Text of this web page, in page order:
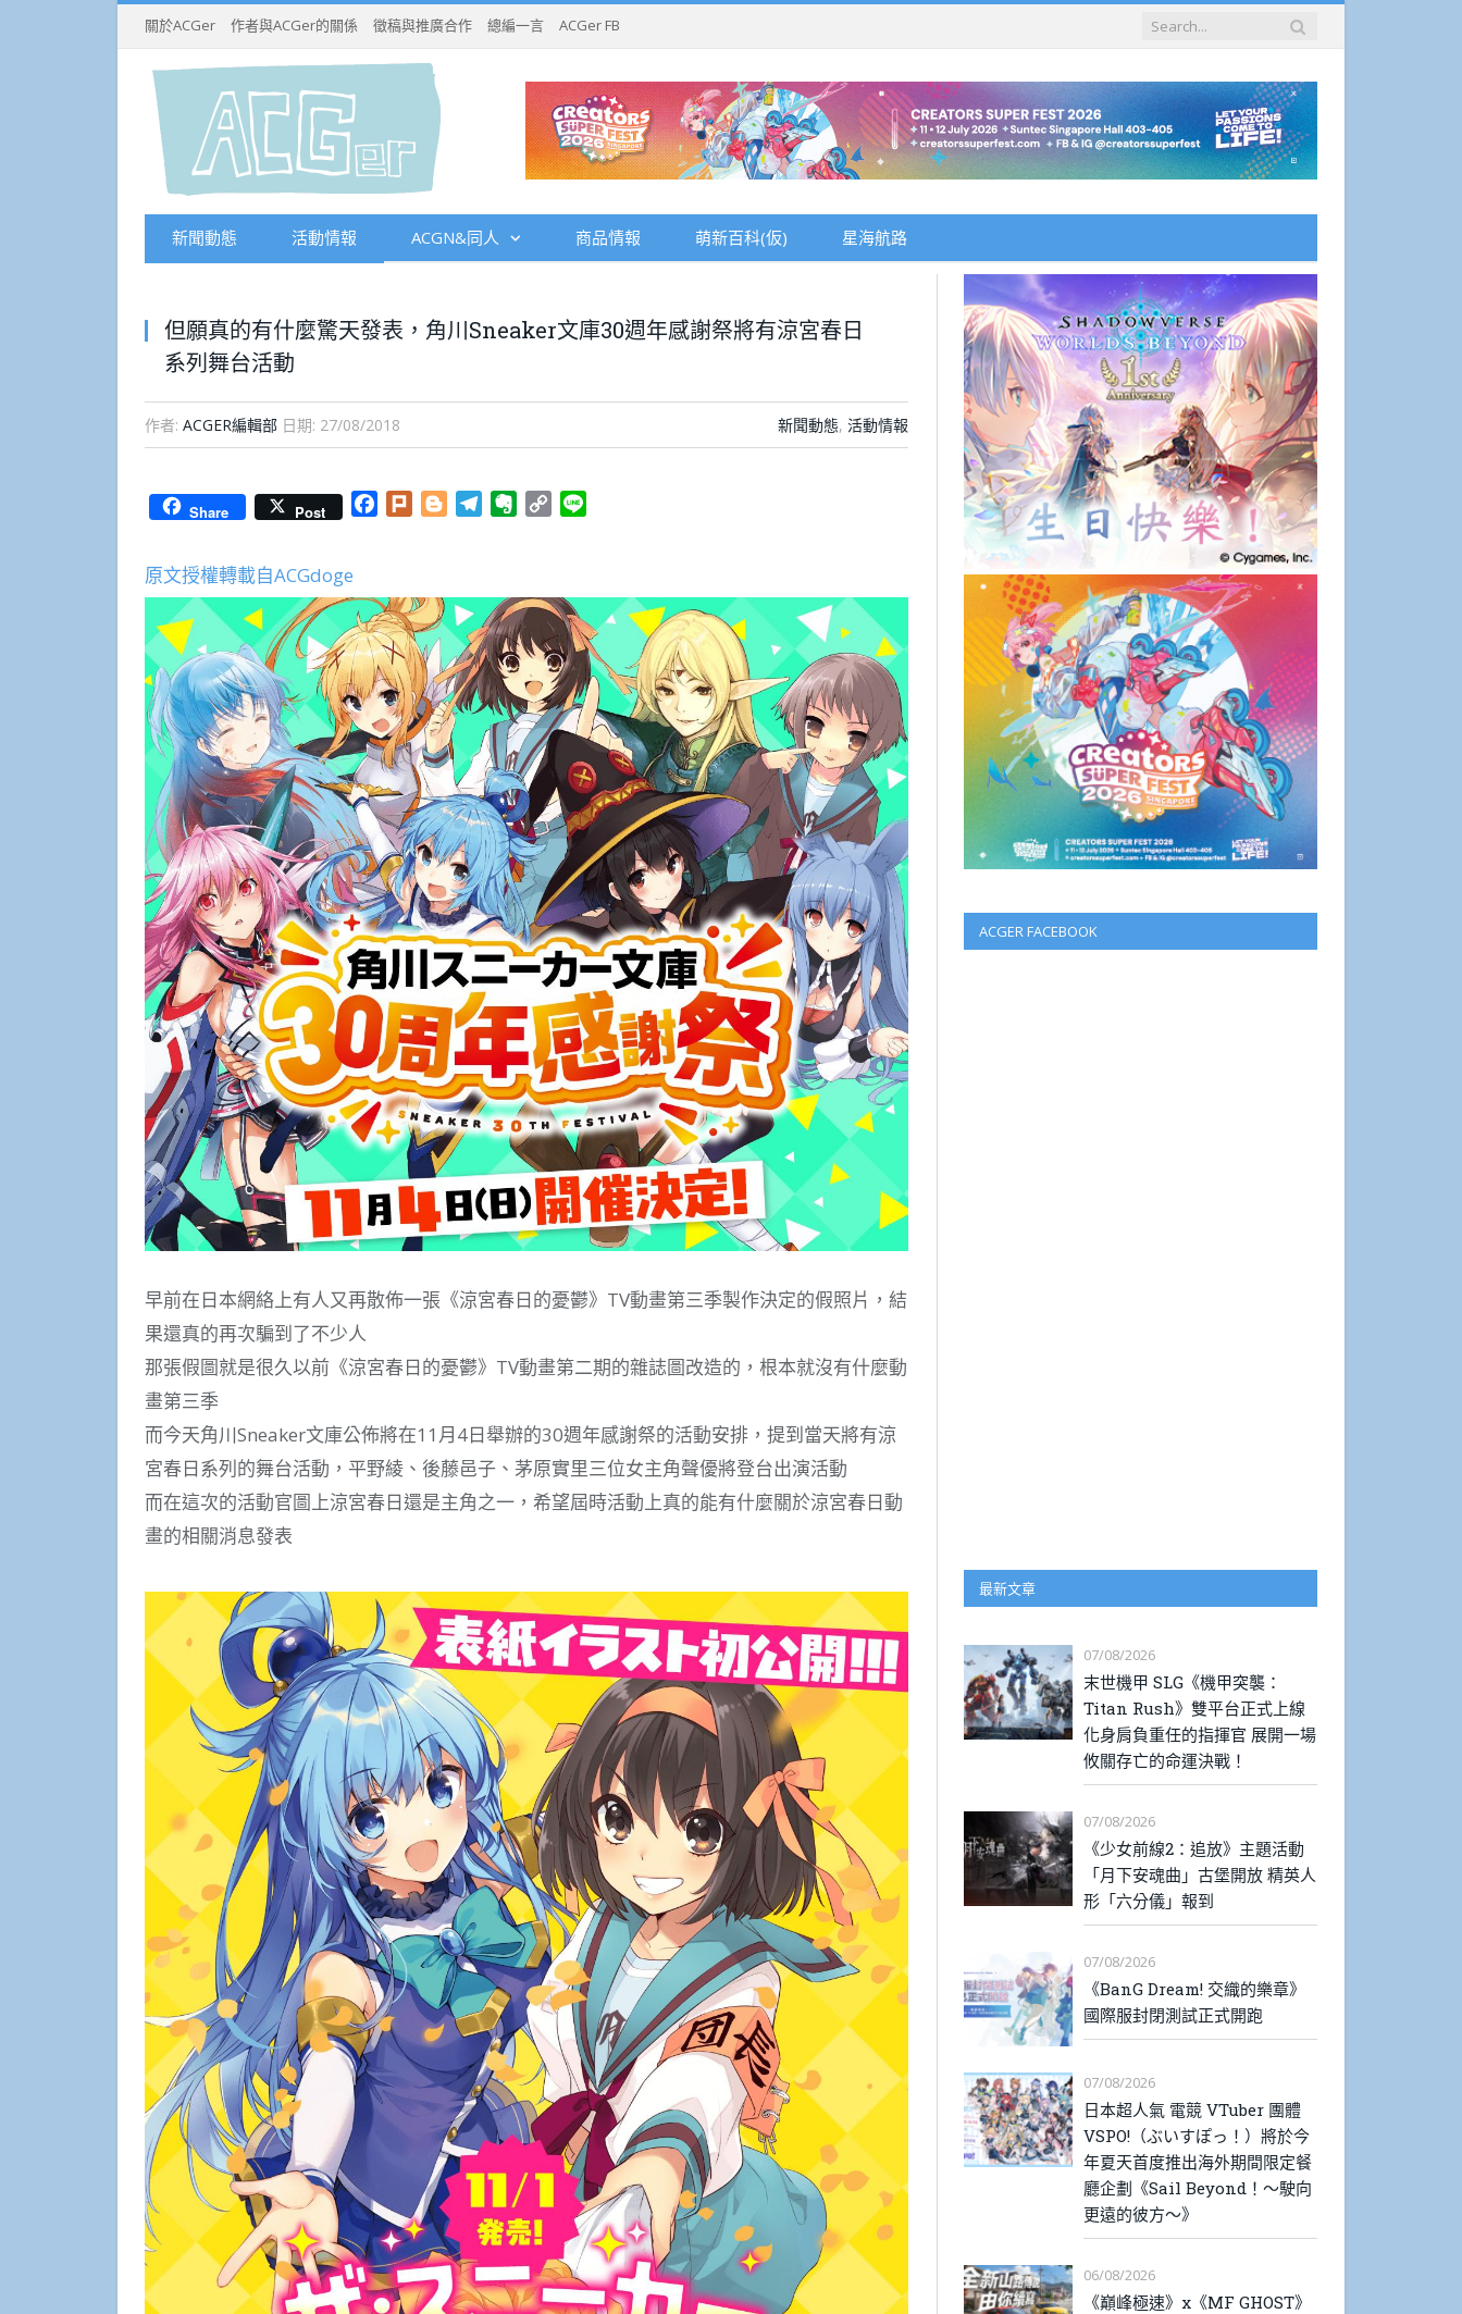
關於ACGer 作者與ACGer的關係 徵稿與推廣合作 總編一言 ACGer FB
新聞動態 活動情報 ACGN&同人 商品情報 萌新百科(仮) 星海航路
但願真的有什麼驚天發表，角川Sneaker文庫30週年感謝祭將有涼宮春日
系列舞台活動
作者: ACGER編輯部 日期: 27/08/2018 新聞動態, 活動情報
Share Post Facebook
Plurk BloggerTelegramEvernote
Copy
原文授權轉載自ACGdoge
早前在日本網絡上有人又再散佈一張《涼宮春日的憂鬱》TV動畫第三季製作決定的假照片，結
果還真的再次騙到了不少人
那張假圖就是很久以前《涼宮春日的憂鬱》TV動畫第二期的雜誌圖改造的，根本就沒有什麼動
畫第三季
而今天角川Sneaker文庫公佈將在11月4日舉辦的30週年感謝祭的活動安排，提到當天將有涼
宮春日系列的舞台活動，平野綾、後藤邑子、茅原實里三位女主角聲優將登台出演活動
而在這次的活動官圖上涼宮春日還是主角之一，希望屆時活動上真的能有什麼關於涼宮春日動
畫的相關消息發表
ACGER FACEBOOK
最新文章
07/08/2026
末世機甲 SLG《機甲突襲：
Titan Rush》雙平台正式上線
化身肩負重任的指揮官 展開一場
攸關存亡的命運決戰！
07/08/2026
《少女前線2：追放》主題活動
「月下安魂曲」古堡開放 精英人
形「六分儀」報到
07/08/2026
《BanG Dream! 交織的樂章》
國際服封閉測試正式開跑
07/08/2026
日本超人氣 電競 VTuber 團體
VSPO!（ぶいすぽっ！）將於今
年夏天首度推出海外期間限定餐
廳企劃《Sail Beyond！～駛向
更遠的彼方～》
06/08/2026
《巔峰極速》x《MF GHOST》